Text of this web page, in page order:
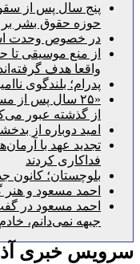
پنج سال پس از سقوط
حوزه حقوق بشر بر جا
در خصوص وحدت
از منع موسیقی تا حذف
واقعا هدف گرفته‌اند؟
پدرام؛ بلندگوی ناامیدی
«۲۵ سال پس از مسعود؛
از گذشته عبور می‌کند و
امید دوباره از بدخشان
تجدید عهد با آرمان‌هایی
فداکاری کردند
بلوچستان؛ کانون جدید
احمد مسعود و هنر گوش
احمد مسعود در گفت‌وگو
جبهه نمی‌دانم، خادم یک
خبری آذر ۲۳, ۱۴۰۳